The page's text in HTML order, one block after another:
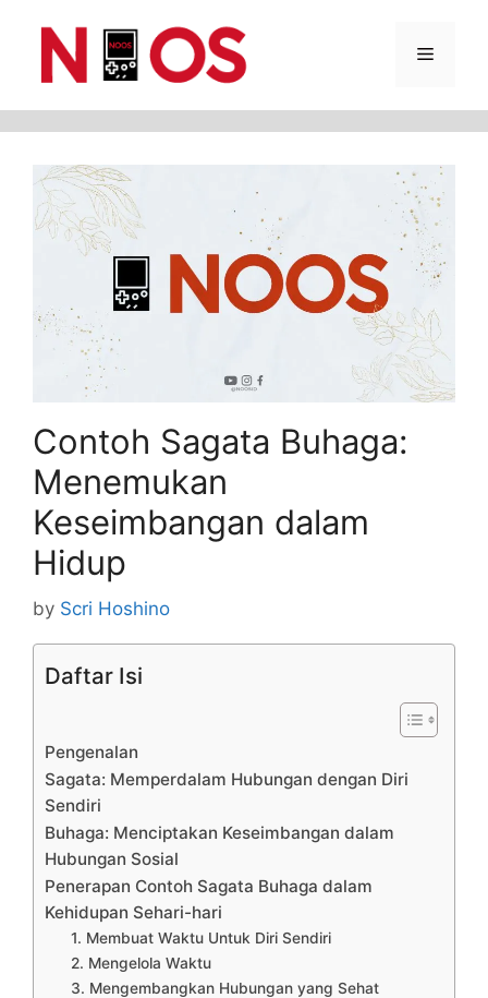
Menu
Contoh Sagata Buhaga:
Menemukan
Keseimbangan dalam
Hidup
by Scri Hoshino
Daftar Isi
Pengenalan
Sagata: Memperdalam Hubungan dengan Diri
Sendiri
Buhaga: Menciptakan Keseimbangan dalam
Hubungan Sosial
Penerapan Contoh Sagata Buhaga dalam
Kehidupan Sehari-hari
1. Membuat Waktu Untuk Diri Sendiri
2. Mengelola Waktu
3. Mengembangkan Hubungan yang Sehat